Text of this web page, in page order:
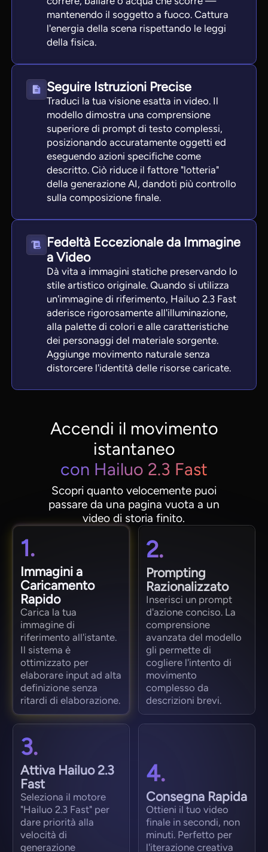
mantenendo il soggetto a fuoco. Cattura
l'energia della scena rispettando le leggi
della fisica.
Seguire Istruzioni Precise
Traduci la tua visione esatta in video. Il
modello dimostra una comprensione
superiore di prompt di testo complessi,
posizionando accuratamente oggetti ed
eseguendo azioni specifiche come
descritto. Ciò riduce il fattore "lotteria"
della generazione AI, dandoti più controllo
sulla composizione finale.
Fedeltà Eccezionale da Immagine
a Video
Dà vita a immagini statiche preservando lo
stile artistico originale. Quando si utilizza
un'immagine di riferimento, Hailuo 2.3 Fast
aderisce rigorosamente all'illuminazione,
alla palette di colori e alle caratteristiche
dei personaggi del materiale sorgente.
Aggiunge movimento naturale senza
distorcere l'identità delle risorse caricate.
Accendi il movimento
istantaneo
con Hailuo 2.3 Fast
Scopri quanto velocemente puoi
passare da una pagina vuota a un
video di storia finito.
1.
Immagini a
Caricamento
Rapido
Carica la tua
immagine di
riferimento all'istante.
Il sistema è
ottimizzato per
elaborare input ad alta
definizione senza
ritardi di elaborazione.
2.
Prompting
Razionalizzato
Inserisci un prompt
d'azione conciso. La
comprensione
avanzata del modello
gli permette di
cogliere l'intento di
movimento
complesso da
descrizioni brevi.
3.
Attiva Hailuo 2.3
Fast
Seleziona il motore
"Hailuo 2.3 Fast" per
dare priorità alla
velocità di
generazione
4.
Consegna Rapida
Ottieni il tuo video
finale in secondi, non
minuti. Perfetto per
l'iterazione creativa